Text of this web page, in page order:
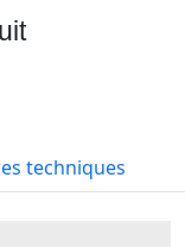
techniques